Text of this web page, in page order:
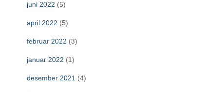
juni 2022 (5)
april 2022 (5)
februar 2022 (3)
januar 2022 (1)
desember 2021 (4)